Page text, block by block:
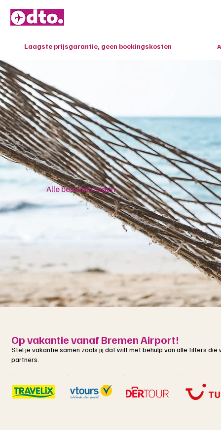
Alle bestemmingen
Op vakantie vanaf Bremen Airport!
Stel je vakantie samen zoals jij dat wilt met behulp van alle filters
partners.
Laagste prijsgarantie, geen boekingskosten